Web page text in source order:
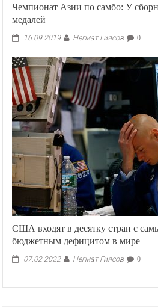
Чемпионат Азии по самбо: У
медалей
16.09.2019 Негмат Гиясов 0
США входят в десятку стран с
бюджетным дефицитом в мире
07.02.2022 Негмат Гиясов 0